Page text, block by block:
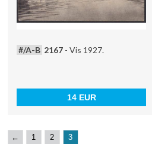
#/A-B 2167 - Vis 1927.
14 EUR
← 1 2 3